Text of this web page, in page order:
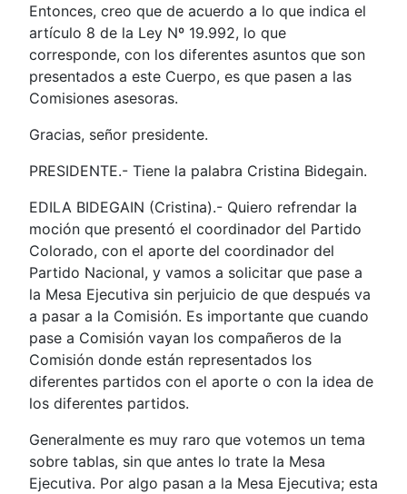
Entonces, creo que de acuerdo a lo que indica el
artículo 8 de la Ley Nº 19.992, lo que
corresponde, con los diferentes asuntos que son
presentados a este Cuerpo, es que pasen a las
Comisiones asesoras.
Gracias, señor presidente.
PRESIDENTE.- Tiene la palabra Cristina Bidegain.
EDILA BIDEGAIN (Cristina).- Quiero refrendar la
moción que presentó el coordinador del Partido
Colorado, con el aporte del coordinador del
Partido Nacional, y vamos a solicitar que pase a
la Mesa Ejecutiva sin perjuicio de que después va
a pasar a la Comisión. Es importante que cuando
pase a Comisión vayan los compañeros de la
Comisión donde están representados los
diferentes partidos con el aporte o con la idea de
los diferentes partidos.
Generalmente es muy raro que votemos un tema
sobre tablas, sin que antes lo trate la Mesa
Ejecutiva. Por algo pasan a la Mesa Ejecutiva; esta